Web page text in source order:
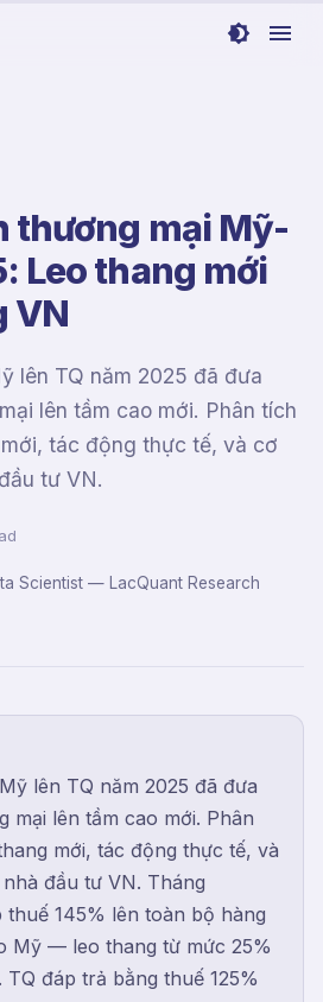
thương mại Mỹ-
Leo thang mới
VN
lên TQ năm 2025 đã đưa
lên tầm cao mới. Phân tích
tác động thực tế, và cơ
tư VN.
Scientist — LacQuant Research
lên TQ năm 2025 đã đưa
mại lên tầm cao mới. Phân
mới, tác động thực tế, và
đầu tư VN. Tháng
145% lên toàn bộ hàng
Mỹ — leo thang từ mức 25%
đáp trả bằng thuế 125%